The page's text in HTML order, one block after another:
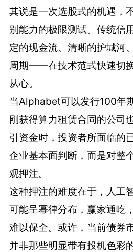
其说是一次选股式的机遇，
别能力的极限测试。传统
定的现金流、清晰的护城河
周期——在技术范式快速切
从心。
当Alphabet可以发行100年
刚获得算力租赁合同的公司
引资金时，投资者所面临的
企业基本面判断，而是对整
观押注。
这种押注的难度在于，人工
可能呈幂律分布，赢家通吃
难以保全。或许，当前债券
并非那些明显带有投机色彩